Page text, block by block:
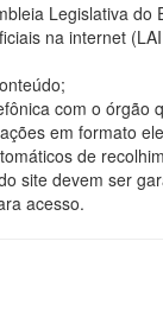
Legislativa
na internet
com o órgão
em formato
de
site devem ser
acesso.